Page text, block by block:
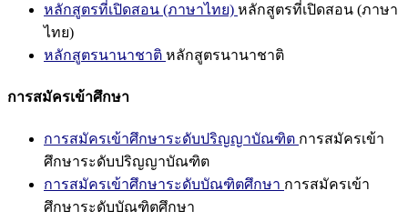
หลักสูตรที่เปิดสอน (ภาษาไทย) หลักสูตรที่เปิดสอน (ภาษา
ไทย)
หลักสูตรนานาชาติ หลักสูตรนานาชาติ
การสมัครเข้าศึกษา
การสมัครเข้าศึกษาระดับปริญญาบัณฑิต การสมัครเข้า
ศึกษาระดับปริญญาบัณฑิต
การสมัครเข้าศึกษาระดับบัณฑิตศึกษา การสมัครเข้า
ศึกษาระดับบัณฑิตศึกษา